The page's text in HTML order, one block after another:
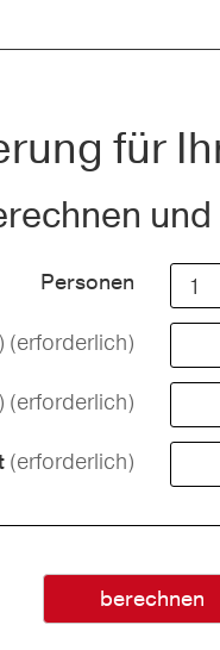
für
Personen
(erforderlich)
(erforderlich)
(erforderlich)
berechnen